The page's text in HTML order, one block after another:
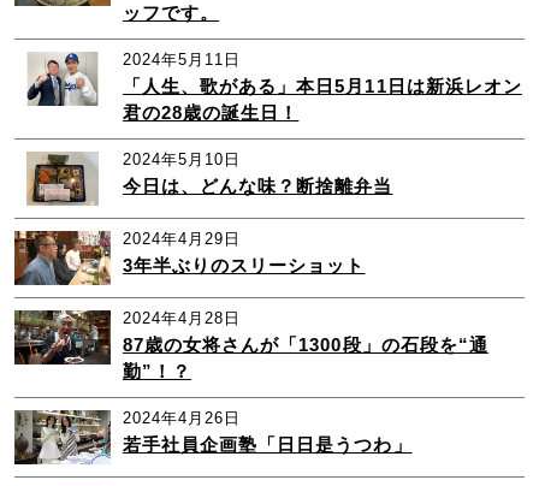
ッフです。
2024年5月11日
「人生、歌がある」本日5月11日は新浜レオン
君の28歳の誕生日！
2024年5月10日
今日は、どんな味？断捨離弁当
2024年4月29日
3年半ぶりのスリーショット
2024年4月28日
87歳の女将さんが「1300段」の石段を“通
勤”！？
2024年4月26日
若手社員企画塾「日日是うつわ」